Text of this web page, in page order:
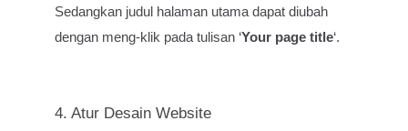
Sedangkan judul halaman utama dapat diubah
dengan meng-klik pada tulisan ‘Your page title‘.
4. Atur Desain Website